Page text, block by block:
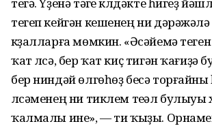
тегеп кейгән кешенең ни
күҙалларға мөмкин. «Әсәйемә
ҡат үлсә, бер ҡат киҫ тигән ҡағиҙә
бер ниндәй өлгөһөҙ бесә торғайны
үлсәменең ни тиклем теүәл булыуы
ҡалмалы ине», — ти ҡыҙы.